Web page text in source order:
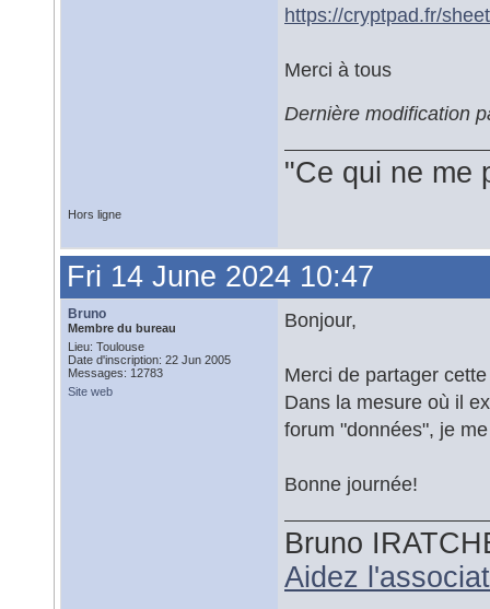
https://cryptpad.fr/
Merci à tous
Dernière modification
"Ce qui ne me
Hors ligne
Fri 14 June 2024 10:47
Bruno
Membre du bureau
Lieu: Toulouse
Date d'inscription: 22 Jun 2005
Messages: 12783
Site web
Bonjour,
Merci de partager
Dans la mesure où il
forum "données", je
Bonne journée!
Bruno
Aidez